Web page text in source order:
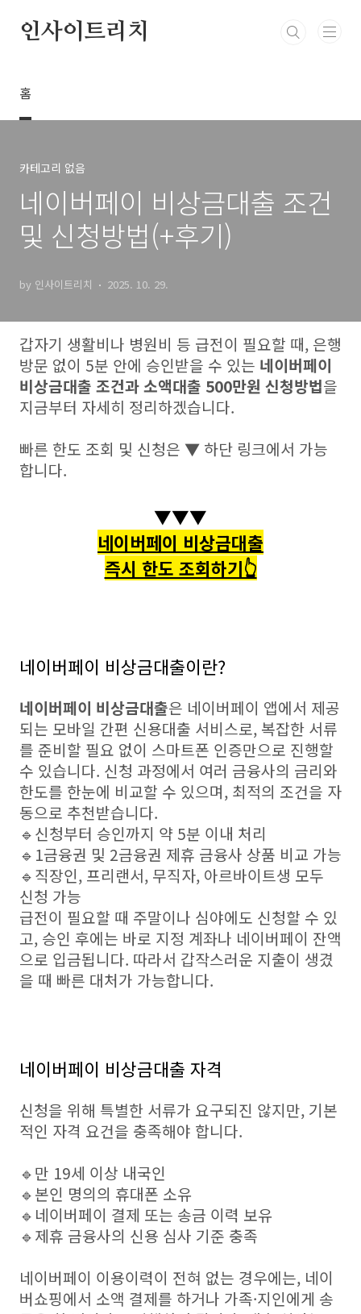
인사이트리치
홈
카테고리 없음
네이버페이 비상금대출 조건
및 신청방법(+후기)
by 인사이트리치 2025. 10. 29.
갑자기 생활비나 병원비 등 급전이 필요할 때, 은행
방문 없이 5분 안에 승인받을 수 있는 네이버페이
비상금대출 조건과 소액대출 500만원 신청방법을
지금부터 자세히 정리하겠습니다.
빠른 한도 조회 및 신청은 ▼ 하단 링크에서 가능
합니다.
▼▼▼
네이버페이 비상금대출
즉시 한도 조회하기👆
네이버페이 비상금대출이란?
네이버페이 비상금대출은 네이버페이 앱에서 제공
되는 모바일 간편 신용대출 서비스로, 복잡한 서류
를 준비할 필요 없이 스마트폰 인증만으로 진행할
수 있습니다. 신청 과정에서 여러 금융사의 금리와
한도를 한눈에 비교할 수 있으며, 최적의 조건을 자
동으로 추천받습니다.
🔹신청부터 승인까지 약 5분 이내 처리
🔹1금융권 및 2금융권 제휴 금융사 상품 비교 가능
🔹직장인, 프리랜서, 무직자, 아르바이트생 모두
신청 가능
급전이 필요할 때 주말이나 심야에도 신청할 수 있
고, 승인 후에는 바로 지정 계좌나 네이버페이 잔액
으로 입금됩니다. 따라서 갑작스러운 지출이 생겼
을 때 빠른 대처가 가능합니다.
네이버페이 비상금대출 자격
신청을 위해 특별한 서류가 요구되진 않지만, 기본
적인 자격 요건을 충족해야 합니다.
🔹만 19세 이상 내국인
🔹본인 명의의 휴대폰 소유
🔹네이버페이 결제 또는 송금 이력 보유
🔹제휴 금융사의 신용 심사 기준 충족
네이버페이 이용이력이 전혀 없는 경우에는, 네이
버쇼핑에서 소액 결제를 하거나 가족·지인에게 송